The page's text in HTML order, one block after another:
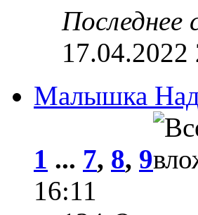
Последнее
17.04.2022
Малышка
1 ... 7, 8, 9
16:11